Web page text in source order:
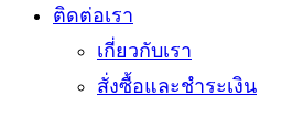
ติดต่อเรา
เกี่ยวกับเรา
สั่งซื้อและชำระเงิน